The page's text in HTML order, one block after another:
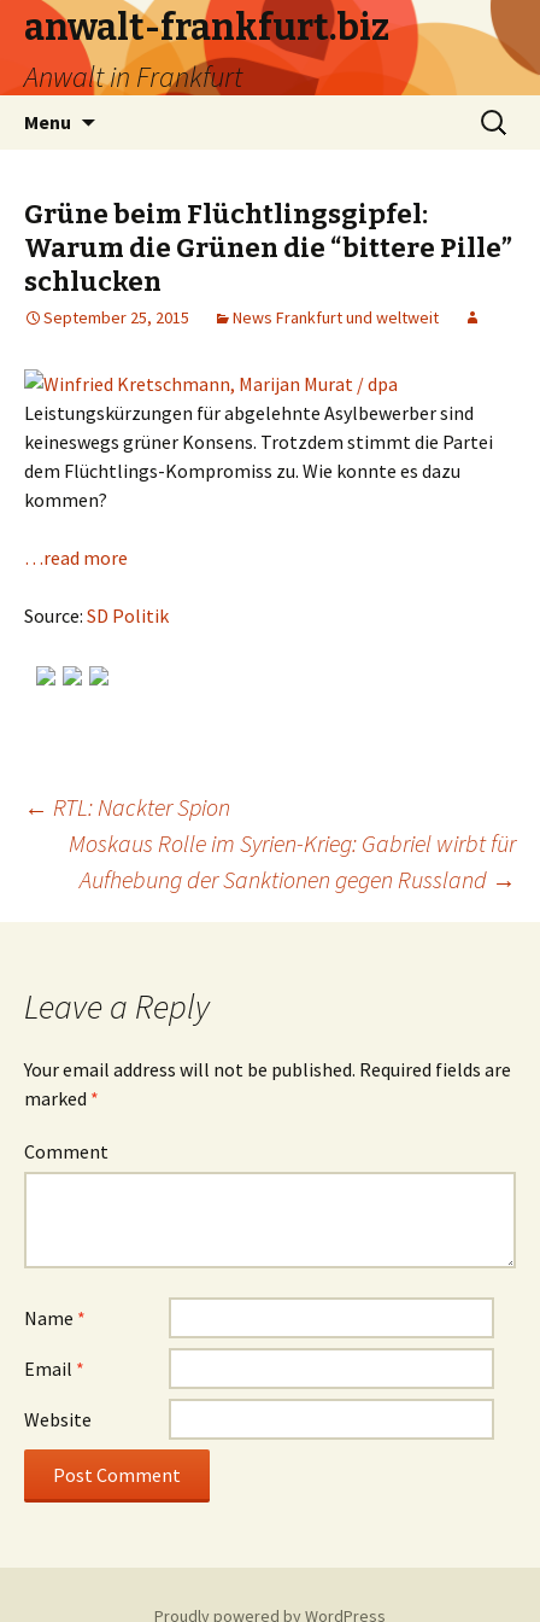
anwalt-frankfurt.biz
Anwalt in Frankfurt
Menu
Search
for:
Grüne beim Flüchtlingsgipfel:
Warum die Grünen die “bittere Pille”
schlucken
September 25, 2015 News Frankfurt und weltweit
Leistungskürzungen für abgelehnte Asylbewerber sind
keineswegs grüner Konsens. Trotzdem stimmt die Partei
dem Flüchtlings-Kompromiss zu. Wie konnte es dazu
kommen?
…read more
Source: SD Politik
Post
navigation
← RTL: Nackter Spion
Moskaus Rolle im Syrien-Krieg: Gabriel wirbt für
Aufhebung der Sanktionen gegen Russland →
Leave a Reply
Your email address will not be published. Required fields are
marked *
Comment
Name *
Email *
Website
Proudly powered by WordPress